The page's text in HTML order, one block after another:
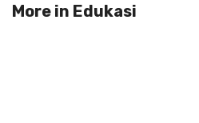
More in Edukasi